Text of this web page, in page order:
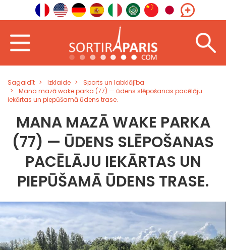
Sagaidīt Izklaide
Sports un labklājība
Mana mazā wake parka (77) — ūdens slēpošanas pacēlāju
iekārtas un piepūšamā ūdens trase.
MANA MAZĀ WAKE PARKA
(77) — ŪDENS SLĒPOŠANAS
PACĒLĀJU IEKĀRTAS UN
PIEPŪŠAMĀ ŪDENS TRASE.